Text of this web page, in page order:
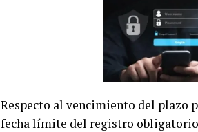
Respecto al vencimiento del plazo
fecha límite del registro obligatorio